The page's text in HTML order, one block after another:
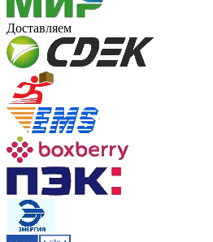
Доставляем